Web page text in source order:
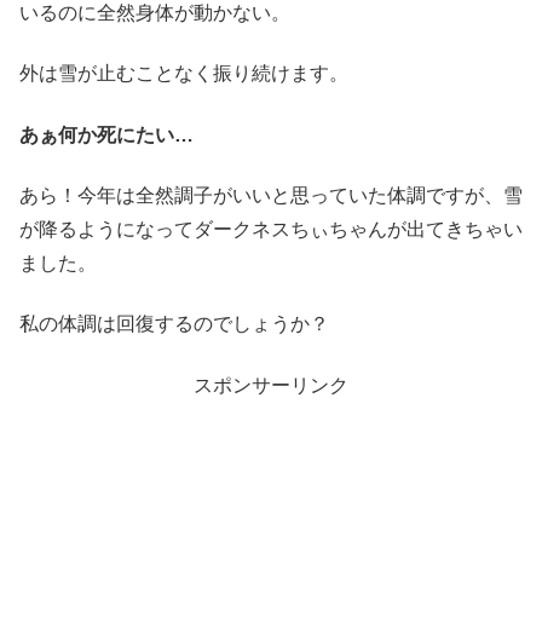
いるのに全然身体が動かない。
外は雪が止むことなく振り続けます。
あぁ何か死にたい…
あら！今年は全然調子がいいと思っていた体調ですが、雪
が降るようになってダークネスちぃちゃんが出てきちゃい
ました。
私の体調は回復するのでしょうか？
スポンサーリンク